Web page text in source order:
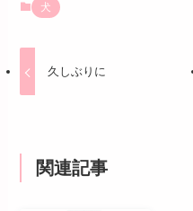
犬
久しぶりに
関連記事